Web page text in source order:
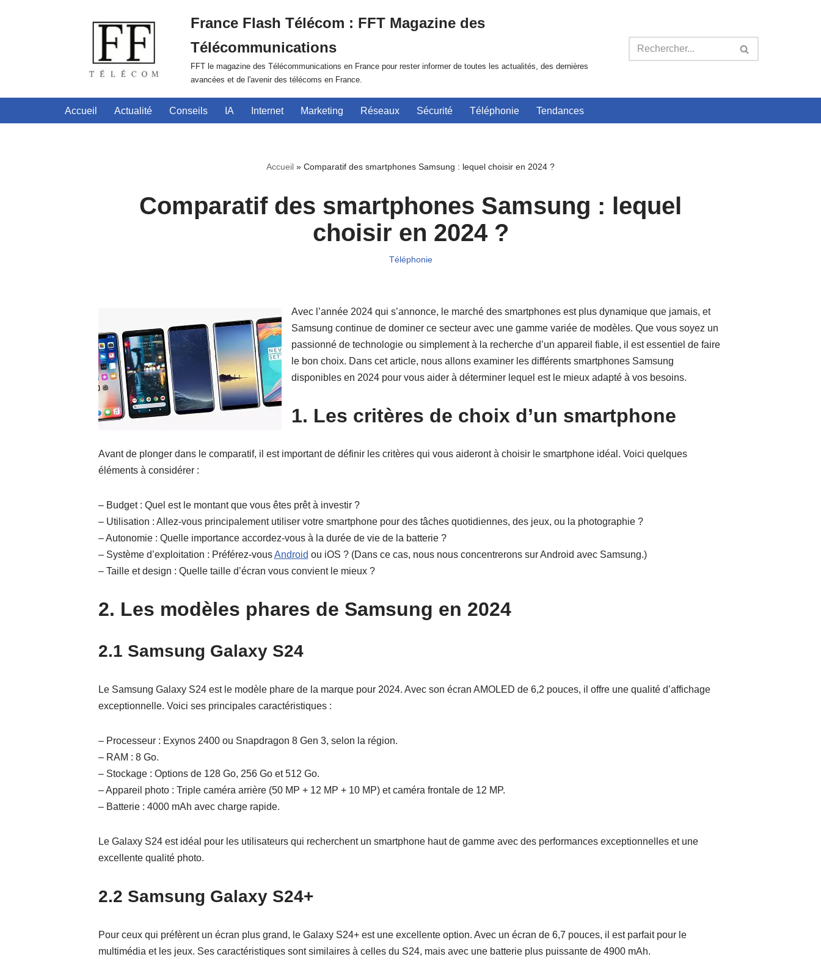
France Flash Télécom : FFT Magazine des
Télécommunications
FFT le magazine des Télécommunications en France pour rester informer de toutes les actualités, des dernières
avancées et de l'avenir des télécoms en France.
Accueil Actualité Conseils IA Internet Marketing Réseaux Sécurité Téléphonie Tendances
Accueil » Comparatif des smartphones Samsung : lequel choisir en 2024 ?
Comparatif des smartphones Samsung : lequel
choisir en 2024 ?
Téléphonie
Avec l’année 2024 qui s’annonce, le marché des smartphones est plus dynamique que jamais, et
Samsung continue de dominer ce secteur avec une gamme variée de modèles. Que vous soyez un
passionné de technologie ou simplement à la recherche d’un appareil fiable, il est essentiel de faire
le bon choix. Dans cet article, nous allons examiner les différents smartphones Samsung
disponibles en 2024 pour vous aider à déterminer lequel est le mieux adapté à vos besoins.
1. Les critères de choix d’un smartphone
Avant de plonger dans le comparatif, il est important de définir les critères qui vous aideront à choisir le smartphone idéal. Voici quelques
éléments à considérer :
– Budget : Quel est le montant que vous êtes prêt à investir ?
– Utilisation : Allez-vous principalement utiliser votre smartphone pour des tâches quotidiennes, des jeux, ou la photographie ?
– Autonomie : Quelle importance accordez-vous à la durée de vie de la batterie ?
– Système d’exploitation : Préférez-vousAndroid ou iOS ? (Dans ce cas, nous nous concentrerons sur Android avec Samsung.)
– Taille et design : Quelle taille d’écran vous convient le mieux ?
2. Les modèles phares de Samsung en 2024
2.1 Samsung Galaxy S24
Le Samsung Galaxy S24 est le modèle phare de la marque pour 2024. Avec son écran AMOLED de 6,2 pouces, il offre une qualité d’affichage
exceptionnelle. Voici ses principales caractéristiques :
– Processeur : Exynos 2400 ou Snapdragon 8 Gen 3, selon la région.
– RAM : 8 Go.
– Stockage : Options de 128 Go, 256 Go et 512 Go.
– Appareil photo : Triple caméra arrière (50 MP + 12 MP + 10 MP) et caméra frontale de 12 MP.
– Batterie : 4000 mAh avec charge rapide.
Le Galaxy S24 est idéal pour les utilisateurs qui recherchent un smartphone haut de gamme avec des performances exceptionnelles et une
excellente qualité photo.
2.2 Samsung Galaxy S24+
Pour ceux qui préfèrent un écran plus grand, le Galaxy S24+ est une excellente option. Avec un écran de 6,7 pouces, il est parfait pour le
multimédia et les jeux. Ses caractéristiques sont similaires à celles du S24, mais avec une batterie plus puissante de 4900 mAh.